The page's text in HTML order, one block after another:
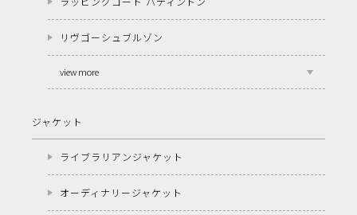
リヴゴーシュブルゾン
view more
ジャケット
ライブラリアンジャケット
オーディナリージャケット